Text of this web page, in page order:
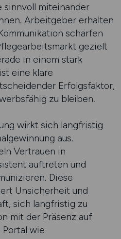
sinnvoll miteinander
Arbeitgeber erhalten
schärfen
gezielt
in einem stark
eine klare
Erfolgsfaktor,
zu bleiben.
wirkt sich langfristig
aus.
Vertrauen in
auftreten und
Diese
Unsicherheit und
sich langfristig zu
mit der Präsenz auf
wie